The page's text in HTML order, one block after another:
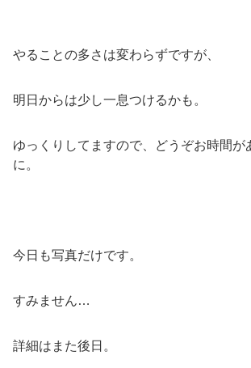
やることの多さは変わらずですが、
明日からは少し一息つけるかも。
ゆっくりしてますので、どうぞお時間が
に。
今日も写真だけです。
すみません…
詳細はまた後日。